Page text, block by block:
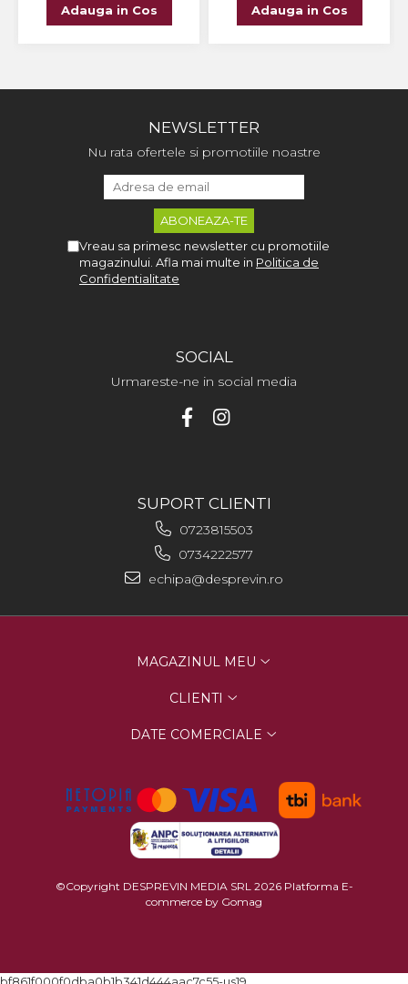
Adauga in Cos Adauga in Cos
NEWSLETTER
Nu rata ofertele si promotiile noastre
Vreau sa primesc newsletter cu promotiile
magazinului. Afla mai multe in Politica de
Confidentialitate
SOCIAL
Urmareste-ne in social media
SUPORT CLIENTI
0723815503
0734222577
echipa@desprevin.ro
MAGAZINUL MEU
CLIENTI
DATE COMERCIALE
©Copyright DESPREVIN MEDIA SRL 2026 Platforma E-
commerce by Gomag